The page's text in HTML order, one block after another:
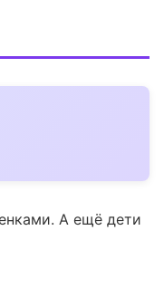
А ещё дети